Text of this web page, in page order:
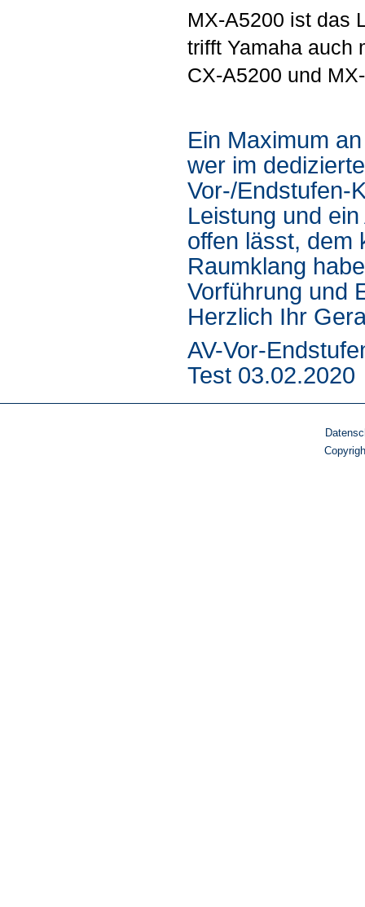
MX-A5200 ist das
trifft Yamaha auch
CX-A5200 und
Ein Maximum
wer im
Vor-/Endstufen-
Leistung und
offen lässt, dem
Raumklang
Vorführung und
Herzlich Ihr
AV-Vor-
Test 03.02.2020